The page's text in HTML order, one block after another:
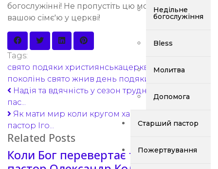
Недільне
богослужіння
Bless
Молитва
Допомога
Старший пастор
Пожертвування
богослужінні! Не пропустіть цю можливість бути
вашою сімє'ю у церкві!
Tags:
свято подяки християнськацерква
надія
поколінь свято жнив день подяки запоріжжя
Надія та вдячність у сезон труднощів - старший
пас...
Як мати мир коли кругом хаос? - старший
пастор Іго...
Related Posts
Коли Бог перевертає твоє життя -